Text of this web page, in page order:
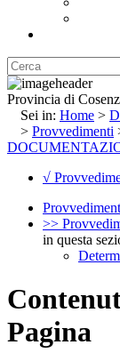
Provincia di
Sei in: Home >
> Provvedimenti
√
>>
in questa
Pagina